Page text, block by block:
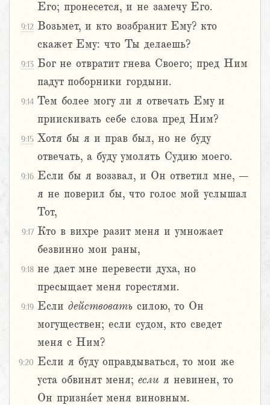
Его; пронесется, и не замечу Его.
9:12 Возьмет, и кто возбранит Ему? кто
скажет Ему: что Ты делаешь?
9:13 Бог не отвратит гнева Своего; пред Ним
падут поборники гордыни.
9:14 Тем более могу ли я отвечать Ему и
приискивать себе слова пред Ним?
9:15 Хотя бы я и прав был, но не буду
отвечать, а буду умолять Судию моего.
9:16 Если бы я воззвал, и Он ответил мне, –
я не поверил бы, что голос мой услышал
Тот,
9:17 Кто в вихре разит меня и умножает
безвинно мои раны,
9:18 не дает мне перевести духа, но
пресыщает меня горестями.
9:19 Если действовать силою, то Он
могуществен; если судом, кто сведет
меня с Ним?
9:20 Если я буду оправдываться, то мои же
уста обвинят меня; если я невинен, то
Он призна́ет меня виновным.